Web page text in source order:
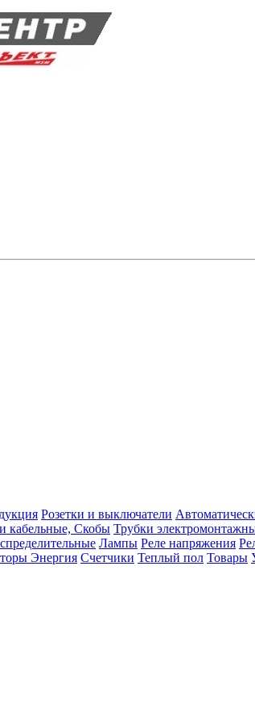
Розетки и выключатели
кабельные, Скобы Трубки
Лампы Реле напряжения
Энергия Счетчики Теплый пол Товары